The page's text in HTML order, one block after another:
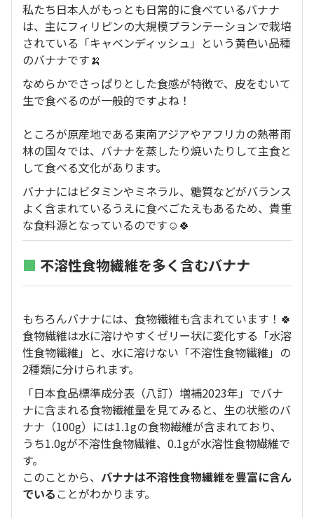
私たち日本人がもっとも日常的に食べているバナナ
は、主にフィリピンの大規模プランテーションで栽培
されている「キャベンディッシュ」という黄色い品種
のバナナです🍌
なめらかでさっぱりとした食感が特徴で、皮をむいて
生で食べるのが一般的ですよね！
ところが原産地である東南アジアやアフリカの熱帯雨
林の国々では、バナナを蒸したり焼いたりして主食と
して食べる文化があります。
バナナにはビタミンやミネラル、糖質などがバランス
よく含まれているうえに食べごたえもあるため、貴重
な食料源となっているのです☺️🍀
■ 不溶性食物繊維を多く含むバナナ
もちろんバナナには、食物繊維も含まれています！🍀
食物繊維は水に溶けやすくゼリー状に変化する「水溶
性食物繊維」と、水に溶けない「不溶性食物繊維」の
2種類に分けられます。
「日本食品標準成分表（八訂）増補2023年」でバナ
ナに含まれる食物繊維量を見てみると、生の状態のバ
ナナ（100g）には1.1gの食物繊維が含まれており、
うち1.0gが不溶性食物繊維、0.1gが水溶性食物繊維で
す。
このことから、 バナナは不溶性食物繊維を豊富に含ん
でいる ことがわかります。